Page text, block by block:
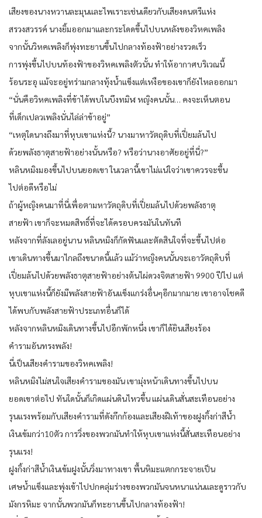
เสียงของนางหวานละมุนและไพเราะเช่นเดียวกับเสียงดนตรีแห่ง
สรวงสวรรค์ นางยิ้มออกมาและกระโดดขึ้นไปบนหลังของวิหคเพลิง
จากนั้นวิหคเพลิงก็พุ่งทะยานขึ้นไปกลางท้องฟ้าอย่างรวดเร็ว
การพุ่งขึ้นไปบนท้องฟ้าของวิหคเพลิงตัวนั้น ทำให้อากาศบริเวณนี้
ร้อนระอุ แม้จะอยู่ทร่ามกลางทุ้งน้ำแข็งแต่เหงือของเขาก็ยังไหลออกมา
“นั่นคือวิหคเพลิงที่ข้าได้พบในบึงทมิฬ หญิงคนนั้น… คงจะเห็นตอน
ที่เด็กเปลวเพลิงนั่นไล่ล่าข้าอยู่”
“เหตุใดนางถึงมาที่หุบเขาแห่งนี้? นางมาหาวัตถุดิบที่เปี่ยมล้นไป
ด้วยพลังธาตุสายฟ้าอย่างนั้นหรือ? หรือว่านางอาศัยอยู่ที่นี่?”
หลินหมิงมองขึ้นไปบนยอดเขา ในเวลานี้เขาไม่แน่ใจว่าเขาควรจะขึ้น
ไปต่อดีหรือไม่
ถ้าผู้หญิงคนมาที่นี่เพื่อตามหาวัตถุดิบที่เปี่ยมล้นไปด้วยพลังธาตุ
สายฟ้า เขาก็จะหมดสิทธิ์ที่จะได้ครอบครงมันในทันที
หลังจากที่ลังเลอยู่นาน หลินหมิงก็กัดฟันและตัดสินใจที่จะขึ้นไปต่อ
เขาเดินทางขึ้นมาไกลถึงขนาดนี้แล้ว แม้ว่าหญิงคนนั้นจะเอาวัตถุดิบที่
เปี่ยมล้นไปด้วยพลังธาตุสายฟ้าอย่างต้นไผ่ดวงจิตสายฟ้า 9900 ปีไป แต่
หุบเขาแห่งนี้ก็ยังมีพลังสายฟ้าอันแข็งแกร่งอื่นๆอีกมากมาย เขาอาจโชคดี
ได้พบกับพลังสายฟ้าประเภทอื่นก็ได้
หลังจากหลินหมิงเดินทางขึ้นไปอีกพักหนึ่ง เขาก็ได้ยินเสียงร้อง
คำรามอันทรงพลัง!
นี่เป็นเสียงคำรามของวิหคเพลิง!
หลินหมิงไม่สนใจเสียงคำรามของมัน เขามุ่งหน้าเดินทางขึ้นไปบน
ยอดเขาต่อไป ทันใดนั้นก็เกิดแผ่นดินไหวขึ้น แผ่นเดินสั่นสะเทือนอย่าง
รุนแรงพร้อมกับเสียงคำรามที่ดังกึกก้องและเสียงฝีเท้าของฝูงกิ้งก่าสีน้ำ
เงินเข้มกว่า10ตัว การวิ่งของพวกมันทำให้หุบเขาแห่งนี้สั่นสะเทือนอย่าง
รุนแรง!
ฝูงกิ้งก่าสีน้ำเงินเข้มฝูงนั้นวิ่งมาทางเขา พื้นหิมะแตกกระจายเป็น
เศษน้ำแข็งและพุ่งเข้าไปปกคลุ่มร่างของพวกมันจนหนาแน่นและดูราวกับ
มังกรหิมะ จากนั้นพวกมันก็ทะยานขึ้นไปกลางท้องฟ้า!